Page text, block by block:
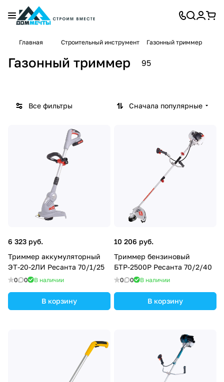
Главная Строительный инструмент Газонный триммер
Газонный триммер 95
суары
газон
мера
товаров
Все фильтры Сначала популярные
6 323 руб.
Триммер аккумуляторный
ЭТ-20-2ЛИ Ресанта 70/1/25
0 0 В наличии
В корзину
10 206 руб.
Триммер бензиновый
БТР-2500Р Ресанта 70/2/40
0 0 В наличии
В корзину